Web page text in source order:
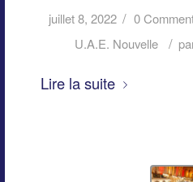
juillet 8, 2022 / 0
U.A.E. Nouvelle
/
Lire la suite